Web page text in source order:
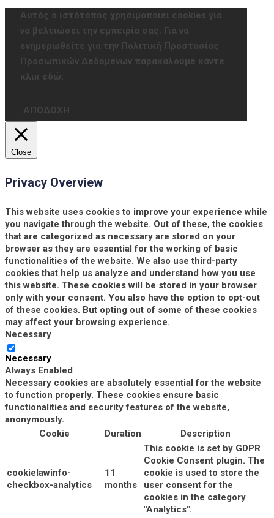
Αυτός ο ιστότοπος χρησιμοποιεί cookies για
να βελτιώσει την εμπειρία σας. Για να
ενημερωθείτε για την Πολιτική Προστασίας
Προσωπικών Δεδομένων παρακαλούμε κάντε
κλικ εδώ:
ΑΠΟΔΟΧΗ
Close
Privacy Overview
This website uses cookies to improve your experience while
you navigate through the website. Out of these, the cookies
that are categorized as necessary are stored on your
browser as they are essential for the working of basic
functionalities of the website. We also use third-party
cookies that help us analyze and understand how you use
this website. These cookies will be stored in your browser
only with your consent. You also have the option to opt-out
of these cookies. But opting out of some of these cookies
may affect your browsing experience.
Necessary
Necessary
Always Enabled
Necessary cookies are absolutely essential for the website
to function properly. These cookies ensure basic
functionalities and security features of the website,
anonymously.
Cookie
Duration Description
cookielawinfo-
checkbox-analytics
11
months
This cookie is set by GDPR
Cookie Consent plugin. The
cookie is used to store the
user consent for the
cookies in the category
"Analytics".